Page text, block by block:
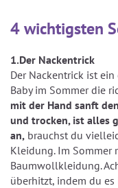
4 wichtigsten
1.Der Nackentrick
Der Nackentrick ist
Baby im Sommer die
mit der Hand sanft
und trocken, ist alles
an, brauchst du
Kleidung. Im Sommer
Baumwollkleidung.
überhitzt, indem du